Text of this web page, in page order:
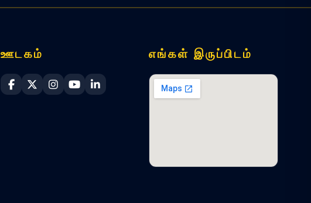
ஊடகம்
Sri Lanka Navy Facebook
Sri Lanka Navy X
Sri Lanka Navy Instagram
Sri Lanka Navy YouTube
Sri Lanka Navy LinkedIn
எங்கள் இருப்பிடம்